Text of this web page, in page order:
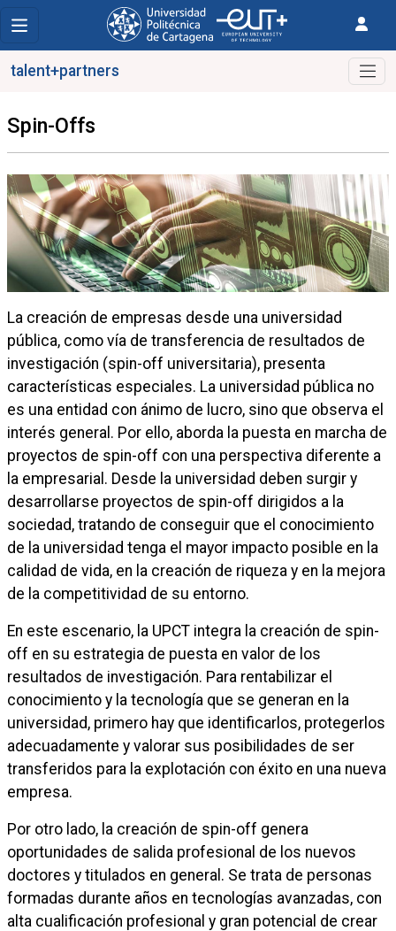
talent+partners
Spin-Offs
La creación de empresas desde una universidad
pública, como vía de transferencia de resultados de
investigación (spin-off universitaria), presenta
características especiales. La universidad pública no
es una entidad con ánimo de lucro, sino que observa el
interés general. Por ello, aborda la puesta en marcha de
proyectos de spin-off con una perspectiva diferente a
la empresarial. Desde la universidad deben surgir y
desarrollarse proyectos de spin-off dirigidos a la
sociedad, tratando de conseguir que el conocimiento
de la universidad tenga el mayor impacto posible en la
calidad de vida, en la creación de riqueza y en la mejora
de la competitividad de su entorno.
En este escenario, la UPCT integra la creación de spin-
off en su estrategia de puesta en valor de los
resultados de investigación. Para rentabilizar el
conocimiento y la tecnología que se generan en la
universidad, primero hay que identificarlos, protegerlos
adecuadamente y valorar sus posibilidades de ser
transferidos para la explotación con éxito en una nueva
empresa.
Por otro lado, la creación de spin-off genera
oportunidades de salida profesional de los nuevos
doctores y titulados en general. Se trata de personas
formadas durante años en tecnologías avanzadas, con
alta cualificación profesional y gran potencial de crear